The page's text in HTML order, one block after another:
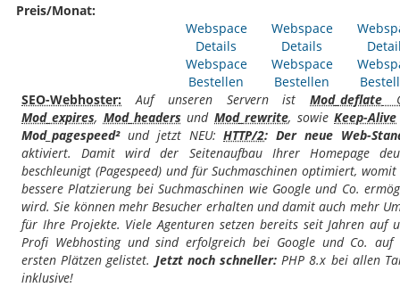
Preis/Monat:
Webspace
Details
Webspace
Bestellen
Webspace
Details
Webspace
Bestellen
SEO-Webhoster: Auf unseren Servern istMod_deflate
Mod_expires, Mod_headersundMod_rewrite, sowieKeep-Alive
Mod_pagespeed²und jetzt NEU:HTTP/2: Der neue Web-
aktiviert. Damit wird der Seitenaufbau Ihrer Homepage
beschleunigt (Pagespeed) und für Suchmaschinen optimiert, womit
bessere Platzierung bei Suchmaschinen wie Google und Co.
wird. Sie können mehr Besucher erhalten und damit auch mehr
für Ihre Projekte. Viele Agenturen setzen bereits seit Jahren auf
Profi Webhosting und sind erfolgreich bei Google und Co. auf
ersten Plätzen gelistet. Jetzt noch schneller: PHP 8.x bei allen
inklusive!